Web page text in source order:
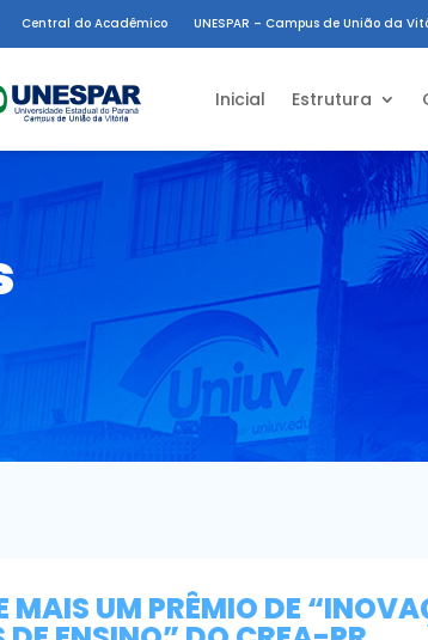
Central do Acadêmico UNESPAR – Campus de União da
Inicial Estrutura
MAIS UM PRÊMIO DE